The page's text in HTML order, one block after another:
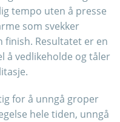
tempo uten å presse
som svekker
Resultatet er en
å vedlikeholde og tåler
for å unngå groper
hele tiden, unngå